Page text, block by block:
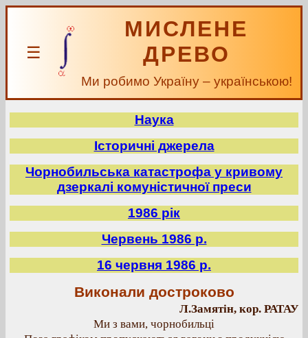
☰
МИСЛЕНЕ
ДРЕВО
Ми робимо Україну – українською!
Наука
Історичні джерела
Чорнобильська катастрофа у кривому
дзеркалі комуністичної преси
1986 рік
Червень 1986 р.
16 червня 1986 р.
Виконали достроково
Л.Замятін, кор. РАТАУ
Ми з вами, чорнобильці